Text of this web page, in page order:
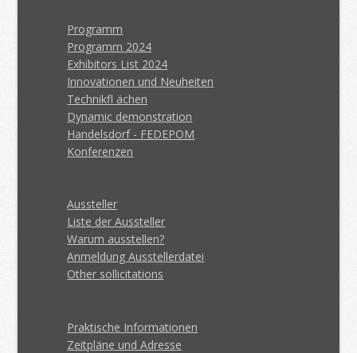
Programm
Programm 2024
Exhibitors List 2024
Innovationen und Neuheiten
Technikfl ächen
Dynamic demonstration
Handelsdorf - FEDEPOM
Konferenzen
Aussteller
Liste der Aussteller
Warum ausstellen?
Anmeldung Ausstellerdatei
Other sollicitations
Praktische Informationen
Zeitpläne und Adresse